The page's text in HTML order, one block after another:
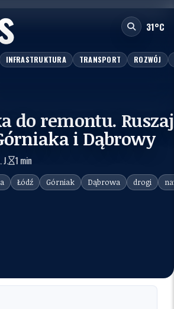
31°C
INFRASTRUKTURA TRANSPORT ROZWÓJ
Urząd Miasta Łodzi
do remontu.
i Dąbrowy
J. 1 min
Łódź Górniak Dąbrowa drogi